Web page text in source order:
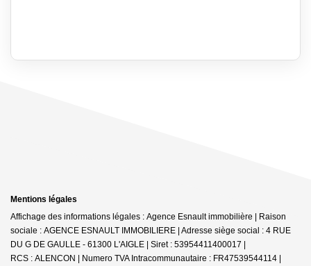
Mentions légales
Affichage des informations légales : Agence Esnault immobilière | Raison
sociale : AGENCE ESNAULT IMMOBILIERE | Adresse siège social : 4 RUE
DU G DE GAULLE - 61300 L'AIGLE | Siret : 53954411400017 |
RCS : ALENCON | Numero TVA Intracommunautaire : FR47539544114 |